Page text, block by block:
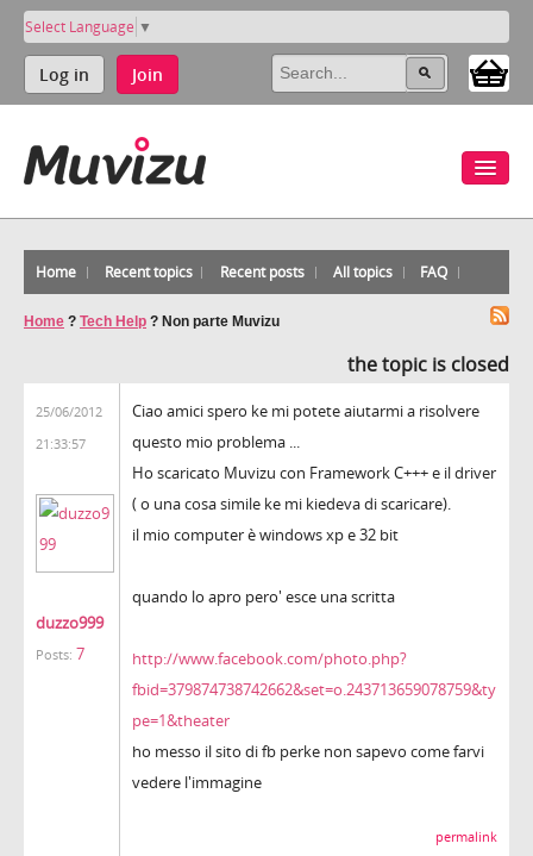
Select Language ▼
Log in Join
Home Recent topics Recent posts All topics FAQ
Home ? Tech Help ? Non parte Muvizu
the topic is closed
25/06/2012
21:33:57
duzzo999
Posts: 7
Ciao amici spero ke mi potete aiutarmi a risolvere
questo mio problema ...
Ho scaricato Muvizu con Framework C+++ e il driver
( o una cosa simile ke mi kiedeva di scaricare).
il mio computer è windows xp e 32 bit
quando lo apro pero' esce una scritta
http://www.facebook.com/photo.php?
fbid=379874738742662&set=o.243713659078759&ty
pe=1&theater
ho messo il sito di fb perke non sapevo come farvi
vedere l'immagine
permalink